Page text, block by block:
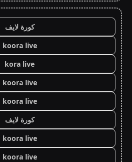
كورة لايف
koora live
kora live
koora live
koora live
كورة لايف
koora live
koora live